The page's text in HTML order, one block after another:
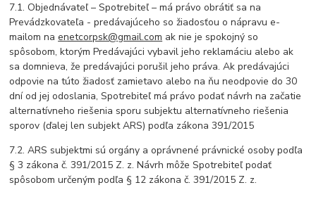
7.1. Objednávateľ – Spotrebiteľ – má právo obrátiť sa na
Prevádzkovateľa - predávajúceho so žiadosťou o nápravu e-
mailom naenetcorpsk@gmail.com ak nie je spokojný so
spôsobom, ktorým Predávajúci vybavil jeho reklamáciu alebo ak
sa domnieva, že predávajúci porušil jeho práva. Ak predávajúci
odpovie na túto žiadosť zamietavo alebo na ňu neodpovie do 30
dní od jej odoslania, Spotrebiteľ má právo podať návrh na začatie
alternatívneho riešenia sporu subjektu alternatívneho riešenia
sporov (ďalej len subjekt ARS) podľa zákona 391/2015
7.2. ARS subjektmi sú orgány a oprávnené právnické osoby podľa
§ 3 zákona č. 391/2015 Z. z. Návrh môže Spotrebiteľ podať
spôsobom určeným podľa § 12 zákona č. 391/2015 Z. z.